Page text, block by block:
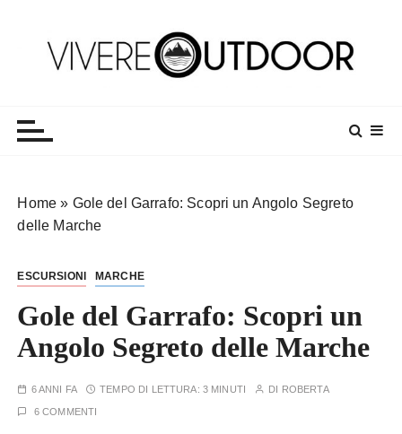
Home » Gole del Garrafo: Scopri un Angolo Segreto
delle Marche
ESCURSIONI MARCHE
Gole del Garrafo: Scopri un
Angolo Segreto delle Marche
6 ANNI FA TEMPO DI LETTURA: 3 MINUTI DI ROBERTA
6 COMMENTI